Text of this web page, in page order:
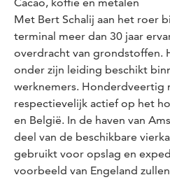
Met Bert Schalij aan het roer
terminal meer dan 30 jaar
overdracht van grondstoffen.
onder zijn leiding beschikt
werknemers. Honderdveertig
respectievelijk actief op het
en België. In de haven van
deel van de beschikbare
gebruikt voor opslag en
voorbeeld van Engeland